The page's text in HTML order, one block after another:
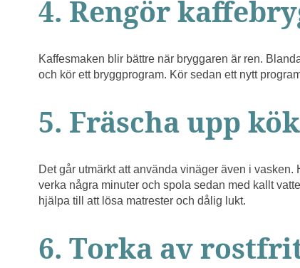
4. Rengör
Kaffesmaken blir bättre när bryggaren är ren.
och kör ett bryggprogram. Kör sedan ett nytt
5. Fräscha upp
Det går utmärkt att använda vinäger även i
verka några minuter och spola sedan med kallt
hjälpa till att lösa matrester och dålig lukt.
6. Torka av